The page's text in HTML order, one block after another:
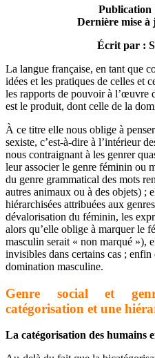
Publication
Dernière mise à
Écrit par :
La langue française, en tant que
idées et les pratiques de celles et
les rapports de pouvoir à l’œuvre
est le produit, dont celle de la
À ce titre elle nous oblige à
sexiste, c’est-à-dire à l’intérieur
nous contraignant à les genrer
leur associer le genre féminin ou
du genre grammatical des mots
autres animaux ou à des objets) ;
hiérarchisées attribuées aux
dévalorisation du féminin, les
alors qu’elle oblige à marquer le
masculin serait « non marqué »),
invisibles dans certains cas ;
domination masculine.
Genre social et
catégorisation et une
La catégorisation des humains